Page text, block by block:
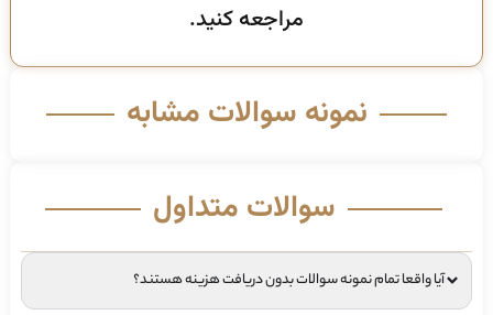
مراجعه کنید.
نمونه سوالات مشابه
سوالات متداول
آیا واقعا تمام نمونه سوالات بدون دریافت هزینه هستند؟